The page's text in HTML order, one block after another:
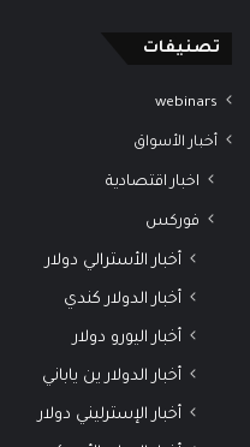
تصنيفات
webinars
أخبار الأسواق
اخبار اقتصادية
فوركس
أخبار الأسترالي دولار
أخبار الدولار كندي
أخبار اليورو دولار
أخبار الدولار ين ياباني
أخبار الإسترليني دولار